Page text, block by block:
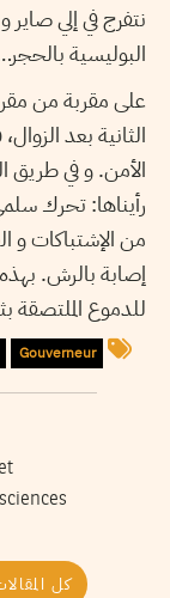
نتفرج في إلي
البوليسية
على مقربة من مقر
الثانية بعد
الأمن. و في طريق
رأيناها: تحرك
من الإشتباكات و
إصابة بالرش.
للدموع الملتصقة
Gouverneur
كل